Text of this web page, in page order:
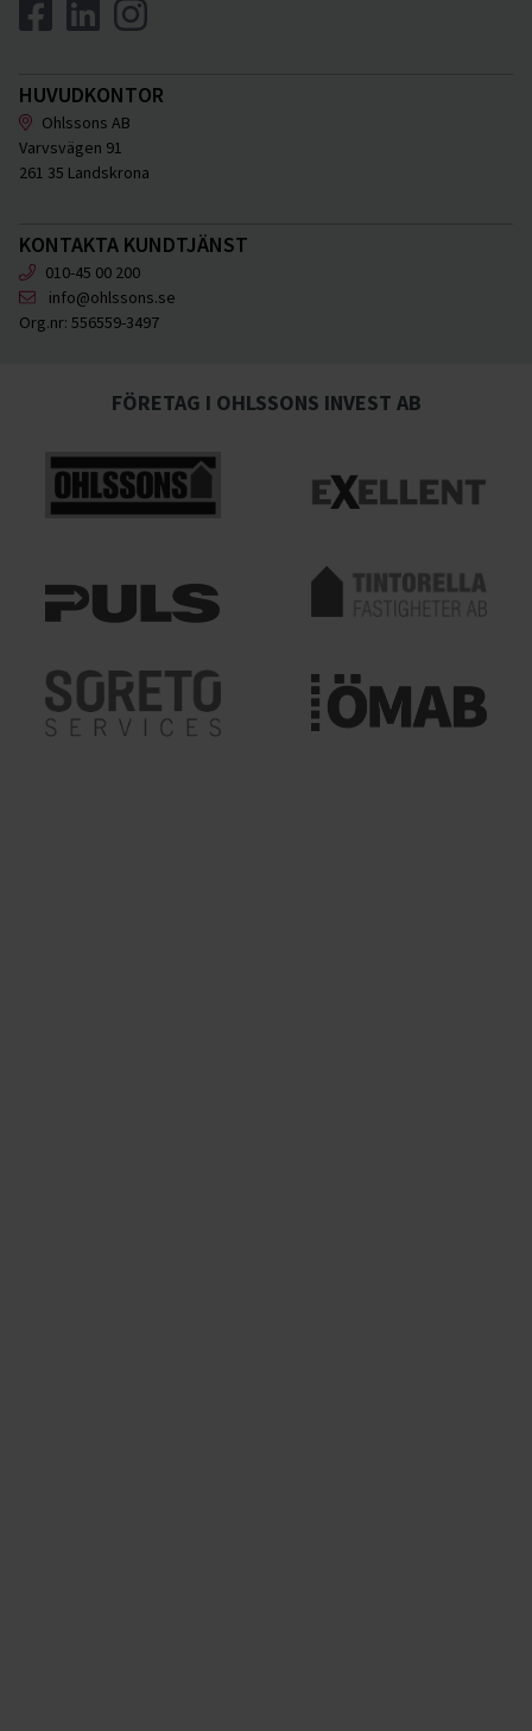
HUVUDKONTOR
Ohlssons AB
Varvsvägen 91
261 35 Landskrona
KONTAKTA KUNDTJÄNST
010-45 00 200
info@ohlssons.se
Org.nr: 556559-3497
FÖRETAG I OHLSSONS INVEST AB